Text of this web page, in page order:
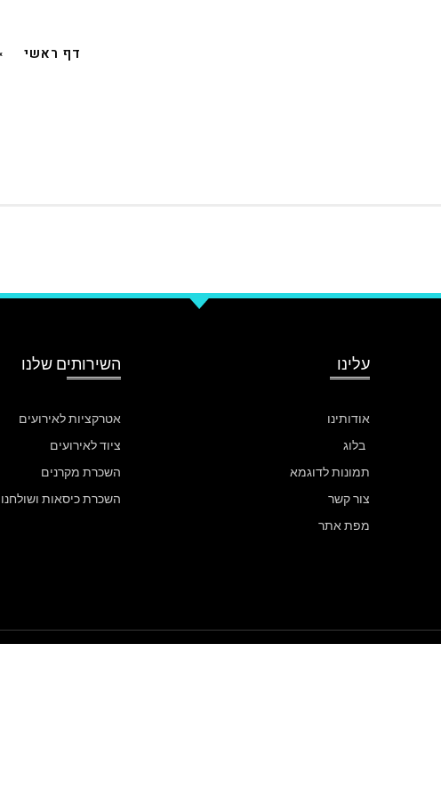
דף ראשי
עלינו
אודותינו
בלוג
תמונות לדוגמא
צור קשר
מפת אתר
השירותים שלנו
אטרקציות לאירועים
ציוד לאירועים
השכרת מקרנים
השכרת כיסאות